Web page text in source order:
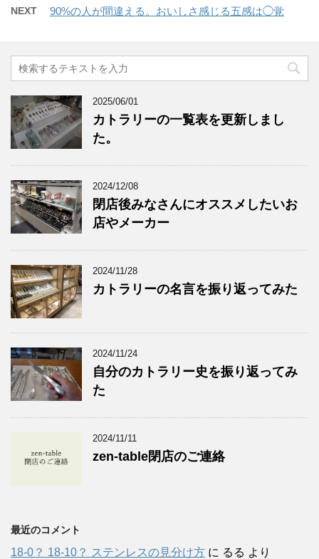
NEXT 90%の人が間違える。おいしさ感じる五感は◯覚
2025/06/01
カトラリーの一覧表を更新しまし
た。
2024/12/08
閉店後みなさんにオススメしたいお
店やメーカー
2024/11/28
カトラリーの名言を振り返ってみた
2024/11/24
自分のカトラリー史を振り返ってみ
た
2024/11/11
zen-table閉店のご連絡
最近のコメント
18-0？ 18-10？ ステンレスの見分け方 に るる より